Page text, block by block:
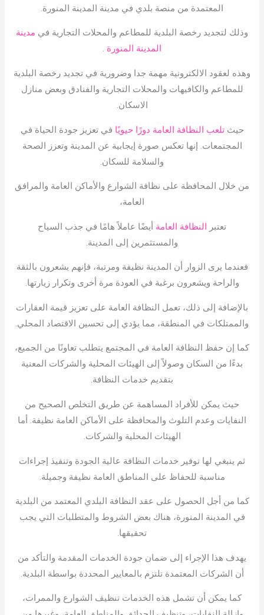
المعتمدة من منصة بلدي في مدينة المدينة المنورة.
وذلك لتجديد رخصة البلدية للمطاعم والمحلات التجارية في مدينة
المدينة المنورة .
وهذه لعقود الالكترونية مهمة جدا وضرورية في تجديد رخصة البلدية
للمطاعم والكافيهات والمحلات التجارية والفنادق وبعض منازل
الاسكان.
حيثتلعب النظافة العامة دورًا حيويًا في تعزيز جودة الحياة في
المجتمعات. إنها تعكس صورة إيجابية عن المدينة وتعزز الصحة
والسلامة للسكان.
من خلال المحافظة على نظافة الشوارع والأماكن العامة والمرافق
العامة،
تعتبر النظافة العامة أيضًا عاملاً هامًا في جذب السياح
والمستثمرين إلى المدينة.
فعندما يرى الزوار أن المدينة نظيفة ومرتبة، فإنهم يشعرون بالثقة
والراحة ويشعرون برغبة في العودة مرة أخرى وتكرار زيارتها.
بالإضافة إلى ذلك، تعمل النظافة العامة على تعزيز قيمة العقارات
والممتلكات في المنطقة، مما يؤدي إلى تحسين الاقتصاد المحلي.
كما إن حفظ النظافة العامة في المجتمع يتطلب تعاونًا من الجميع،
بدءًا من السكان وصولاً إلى الهيئات المحلية والشركات المعنية
بتقديم خدمات النظافة.
حيث يمكن للأفراد المساهمة عن طريق التخلص الصحيح من
النفايات وعدم التلوث والمحافظة على الأماكن العامة نظيفة. أما
الهيئات المحلية والشركات.
ثم ينبغي لها توفير خدمات النظافة عالية الجودة وتنفيذ إجراءات
مناسبة للحفاظ على المناطق العامة نظيفة وجميلة.
كما من أجل الحصول على عقد النظافة البلدي المعتمد من البلدية
في المدينة المنورة، هناك بعض الشروط والمتطلبات التي يجب
تحقيقها.
يهدف هذا الإجراء إلى ضمان جودة الخدمات المقدمة والتأكد من
أن الشركات المعتمدة تلتزم بالمعايير المحددة بواسطة البلدية.
كما يمكن أن تشمل هذه الخدمات تنظيف الشوارع والممرات،